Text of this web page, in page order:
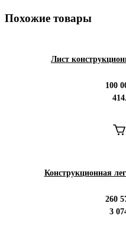
Похожие товары
Лист
100
Конструкционная
260
3